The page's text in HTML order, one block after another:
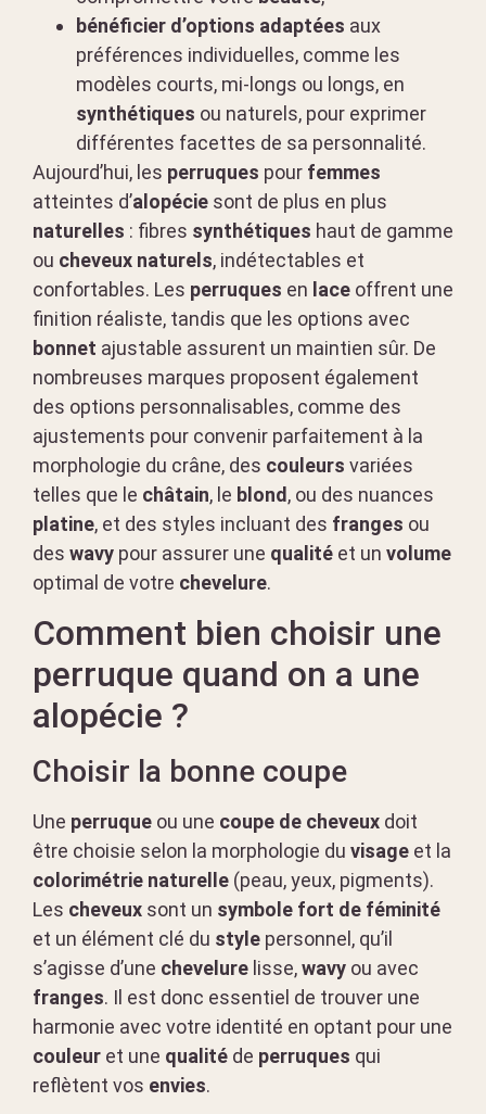
bénéficier d’options adaptées aux
préférences individuelles, comme les
modèles courts, mi-longs ou longs, en
synthétiques ou naturels, pour exprimer
différentes facettes de sa personnalité.
Aujourd’hui, les perruques pour femmes
atteintes d’alopécie sont de plus en plus
naturelles : fibres synthétiques haut de gamme
ou cheveux naturels, indétectables et
confortables. Les perruques en lace offrent une
finition réaliste, tandis que les options avec
bonnet ajustable assurent un maintien sûr. De
nombreuses marques proposent également
des options personnalisables, comme des
ajustements pour convenir parfaitement à la
morphologie du crâne, des couleurs variées
telles que le châtain, le blond , ou des nuances
platine, et des styles incluant des franges ou
des wavy pour assurer une qualité et un volume
optimal de votre chevelure.
Comment bien choisir une
perruque quand on a une
alopécie ?
Choisir la bonne coupe
Une perruque ou une coupe de cheveux doit
être choisie selon la morphologie du visage et la
colorimétrie naturelle (peau, yeux, pigments).
Les cheveux sont un symbole fort de féminité
et un élément clé du style personnel, qu’il
s’agisse d’une chevelure lisse,wavy ou avec
franges. Il est donc essentiel de trouver une
harmonie avec votre identité en optant pour une
couleur et une qualité de perruques qui
reflètent vos envies.